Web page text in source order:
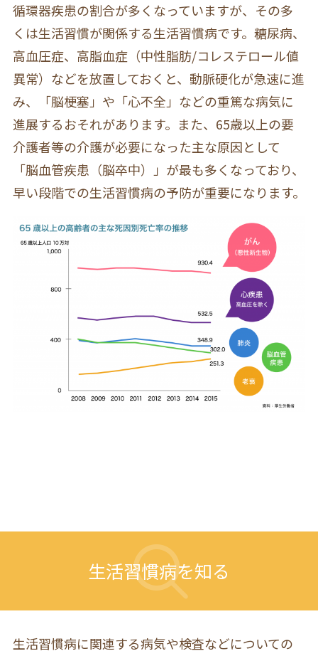
循環器疾患の割合が多くなっていますが、その多
くは生活習慣が関係する生活習慣病です。糖尿病、
高血圧症、高脂血症（中性脂肪/コレステロール値
異常）などを放置しておくと、動脈硬化が急速に進
み、「脳梗塞」や「心不全」などの重篤な病気に
進展するおそれがあります。また、65歳以上の要
介護者等の介護が必要になった主な原因として
「脳血管疾患（脳卒中）」が最も多くなっており、
早い段階での生活習慣病の予防が重要になります。
生活習慣病を知る
生活習慣病に関連する病気や検査などについての